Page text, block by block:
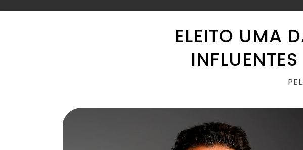
ELEITO UMA